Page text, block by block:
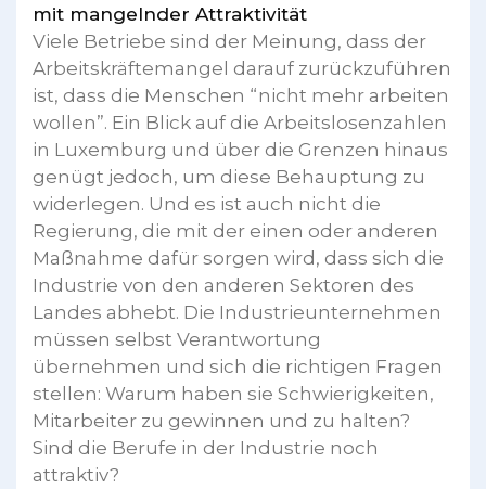
mit mangelnder Attraktivität
Viele Betriebe sind der Meinung, dass der
Arbeitskräftemangel darauf zurückzuführen
ist, dass die Menschen “nicht mehr arbeiten
wollen”. Ein Blick auf die Arbeitslosenzahlen
in Luxemburg und über die Grenzen hinaus
genügt jedoch, um diese Behauptung zu
widerlegen. Und es ist auch nicht die
Regierung, die mit der einen oder anderen
Maßnahme dafür sorgen wird, dass sich die
Industrie von den anderen Sektoren des
Landes abhebt. Die Industrieunternehmen
müssen selbst Verantwortung
übernehmen und sich die richtigen Fragen
stellen: Warum haben sie Schwierigkeiten,
Mitarbeiter zu gewinnen und zu halten?
Sind die Berufe in der Industrie noch
attraktiv?